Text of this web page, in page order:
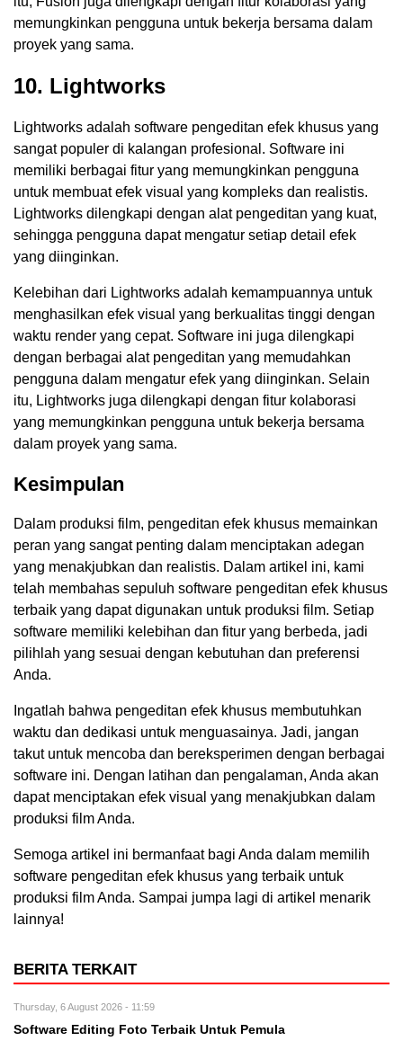
memungkinkan pengguna untuk bekerja bersama dalam
proyek yang sama.
10. Lightworks
Lightworks adalah software pengeditan efek khusus yang
sangat populer di kalangan profesional. Software ini
memiliki berbagai fitur yang memungkinkan pengguna
untuk membuat efek visual yang kompleks dan realistis.
Lightworks dilengkapi dengan alat pengeditan yang kuat,
sehingga pengguna dapat mengatur setiap detail efek
yang diinginkan.
Kelebihan dari Lightworks adalah kemampuannya untuk
menghasilkan efek visual yang berkualitas tinggi dengan
waktu render yang cepat. Software ini juga dilengkapi
dengan berbagai alat pengeditan yang memudahkan
pengguna dalam mengatur efek yang diinginkan. Selain
itu, Lightworks juga dilengkapi dengan fitur kolaborasi
yang memungkinkan pengguna untuk bekerja bersama
dalam proyek yang sama.
Kesimpulan
Dalam produksi film, pengeditan efek khusus memainkan
peran yang sangat penting dalam menciptakan adegan
yang menakjubkan dan realistis. Dalam artikel ini, kami
telah membahas sepuluh software pengeditan efek khusus
terbaik yang dapat digunakan untuk produksi film. Setiap
software memiliki kelebihan dan fitur yang berbeda, jadi
pilihlah yang sesuai dengan kebutuhan dan preferensi
Anda.
Ingatlah bahwa pengeditan efek khusus membutuhkan
waktu dan dedikasi untuk menguasainya. Jadi, jangan
takut untuk mencoba dan bereksperimen dengan berbagai
software ini. Dengan latihan dan pengalaman, Anda akan
dapat menciptakan efek visual yang menakjubkan dalam
produksi film Anda.
Semoga artikel ini bermanfaat bagi Anda dalam memilih
software pengeditan efek khusus yang terbaik untuk
produksi film Anda. Sampai jumpa lagi di artikel menarik
lainnya!
BERITA TERKAIT
Thursday, 6 August 2026 - 11:59
Software Editing Foto Terbaik Untuk Pemula